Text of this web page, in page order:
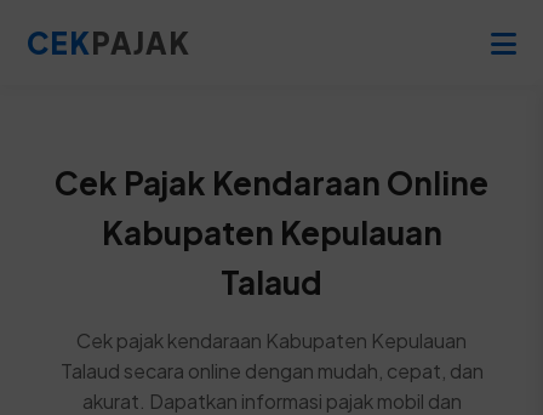
CEKPAJAK
Cek Pajak Kendaraan Online
Kabupaten Kepulauan
Talaud
Cek pajak kendaraan Kabupaten Kepulauan
Talaud secara online dengan mudah, cepat, dan
akurat. Dapatkan informasi pajak mobil dan